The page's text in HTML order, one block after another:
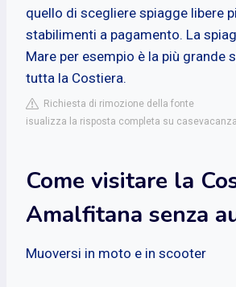
quello di scegliere spiagge libere
stabilimenti a pagamento. La
Mare per esempio è la più grande
tutta la Costiera.
Richiesta di rimozione della fonte
isualizza la risposta completa su
Come visitare la
Amalfitana senza
Muoversi in moto e in scooter